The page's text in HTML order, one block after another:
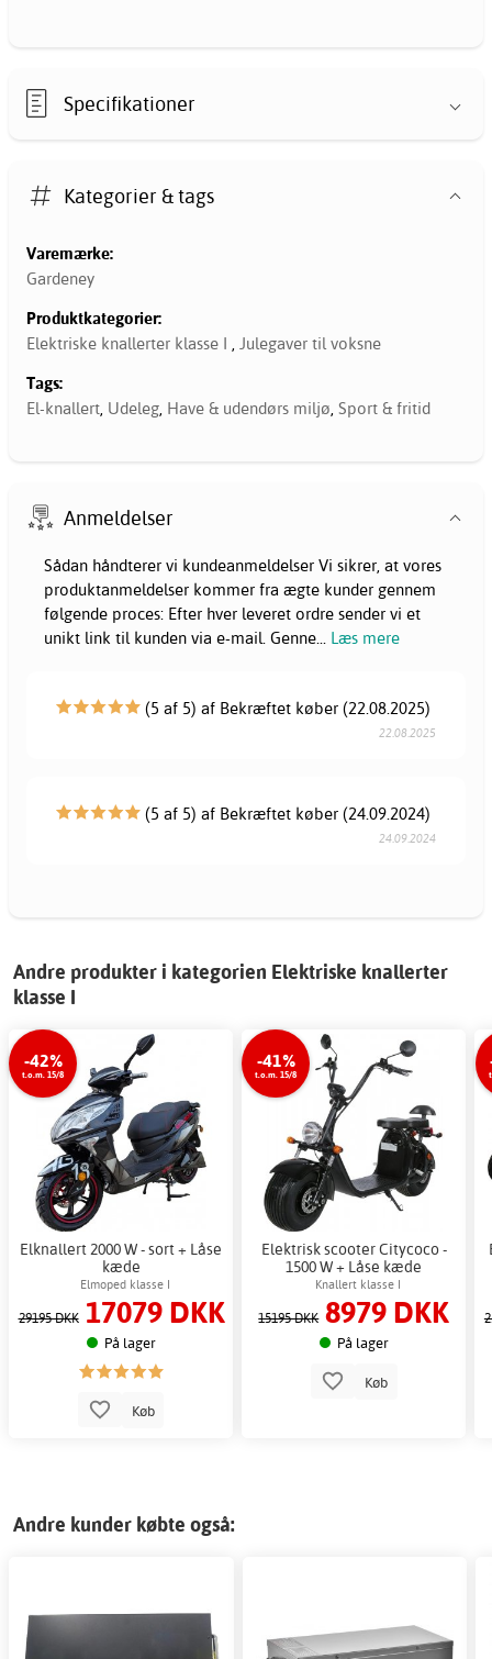
Specifikationer
Kategorier & tags
Varemærke:
Gardeney
Produktkategorier:
Elektriske knallerter klasse I , Julegaver til voksne
Tags:
El-knallert, Udeleg, Have & udendørs miljø, Sport & fritid
Anmeldelser
Sådan håndterer vi kundeanmeldelser Vi sikrer, at vores
produktanmeldelser kommer fra ægte kunder gennem
følgende proces: Efter hver leveret ordre sender vi et
unikt link til kunden via e-mail. Genne... Læs mere
(5 af 5) af Bekræftet køber (22.08.2025)
22.08.2025
(5 af 5) af Bekræftet køber (24.09.2024)
24.09.2024
Andre produkter i kategorien Elektriske knallerter
klasse I
-42%
t.o.m. 15/8
Elknallert 2000 W - sort + Låse
kæde
Elmoped klasse I
29195 DKK 17079 DKK
På lager
Køb
-41%
t.o.m. 15/8
Elektrisk scooter Citycoco -
1500 W + Låse kæde
Knallert klasse I
15195 DKK 8979 DKK
På lager
Køb
Andre kunder købte også: